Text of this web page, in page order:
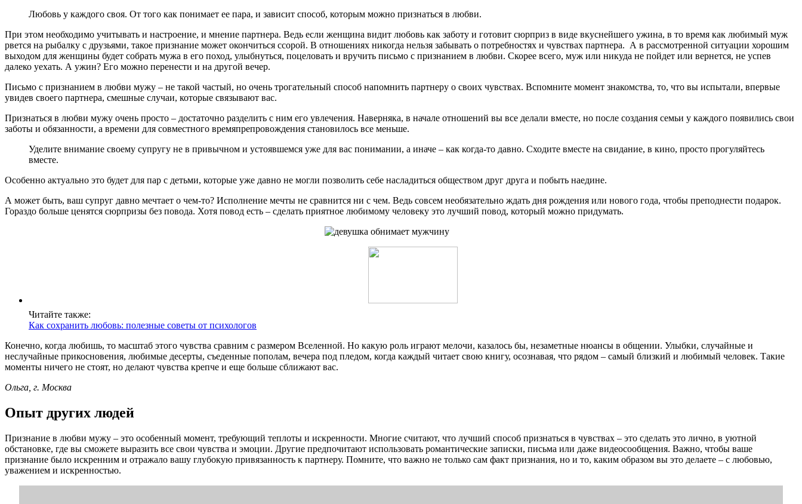
Любовь у каждого своя. От того как понимает ее пара, и зависит способ, которым можно признаться в любви.
При этом необходимо учитывать и настроение, и мнение партнера. Ведь если женщина видит любовь как заботу и готовит сюрприз в виде вкуснейшего ужина, в то время как любимый муж
рвется на рыбалку с друзьями, такое признание может окончиться ссорой. В отношениях никогда нельзя забывать о потребностях и чувствах партнера. А в рассмотренной ситуации хорошим
выходом для женщины будет собрать мужа в его поход, улыбнуться, поцеловать и вручить письмо с признанием в любви. Скорее всего, муж или никуда не пойдет или вернется, не успев
далеко уехать. А ужин? Его можно перенести и на другой вечер.
Письмо с признанием в любви мужу – не такой частый, но очень трогательный способ напомнить партнеру о своих чувствах. Вспомните момент знакомства, то, что вы испытали, впервые
увидев своего партнера, смешные случаи, которые связывают вас.
Признаться в любви мужу очень просто – достаточно разделить с ним его увлечения. Наверняка, в начале отношений вы все делали вместе, но после создания семьи у каждого появились свои
заботы и обязанности, а времени для совместного времяпрепровождения становилось все меньше.
Уделите внимание своему супругу не в привычном и устоявшемся уже для вас понимании, а иначе – как когда-то давно. Сходите вместе на свидание, в кино, просто прогуляйтесь
вместе.
Особенно актуально это будет для пар с детьми, которые уже давно не могли позволить себе насладиться обществом друг друга и побыть наедине.
А может быть, ваш супруг давно мечтает о чем-то? Исполнение мечты не сравнится ни с чем. Ведь совсем необязательно ждать дня рождения или нового года, чтобы преподнести подарок.
Гораздо больше ценятся сюрпризы без повода. Хотя повод есть – сделать приятное любимому человеку это лучший повод, который можно придумать.
Читайте также:
Как сохранить любовь: полезные советы от психологов
Конечно, когда любишь, то масштаб этого чувства сравним с размером Вселенной. Но какую роль играют мелочи, казалось бы, незаметные нюансы в общении. Улыбки, случайные и
неслучайные прикосновения, любимые десерты, съеденные пополам, вечера под пледом, когда каждый читает свою книгу, осознавая, что рядом – самый близкий и любимый человек. Такие
моменты ничего не стоят, но делают чувства крепче и еще больше сближают вас.
Ольга, г. Москва
Опыт других людей
Признание в любви мужу – это особенный момент, требующий теплоты и искренности. Многие считают, что лучший способ признаться в чувствах – это сделать это лично, в уютной
обстановке, где вы сможете выразить все свои чувства и эмоции. Другие предпочитают использовать романтические записки, письма или даже видеосообщения. Важно, чтобы ваше
признание было искренним и отражало вашу глубокую привязанность к партнеру. Помните, что важно не только сам факт признания, но и то, каким образом вы это делаете – с любовью,
уважением и искренностью.